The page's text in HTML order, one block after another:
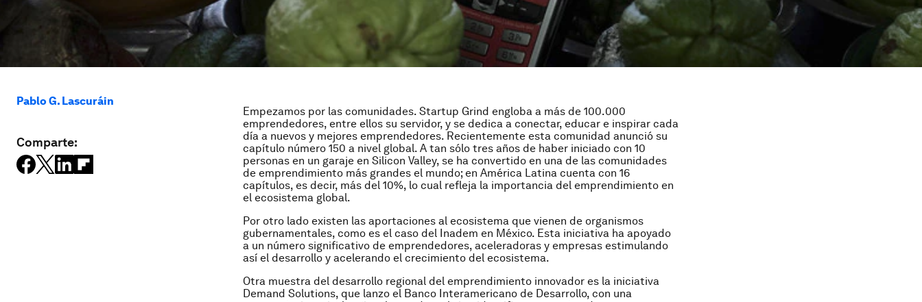
Pablo G. Lascuráin
Comparte:
Empezamos por las comunidades. Startup Grind engloba a más de 100.000
emprendedores, entre ellos su servidor, y se dedica a conectar, educar e inspirar cada
día a nuevos y mejores emprendedores. Recientemente esta comunidad anunció su
capítulo número 150 a nivel global. A tan sólo tres años de haber iniciado con 10
personas en un garaje en Silicon Valley, se ha convertido en una de las comunidades
de emprendimiento más grandes el mundo; en América Latina cuenta con 16
capítulos, es decir, más del 10%, lo cual refleja la importancia del emprendimiento en
el ecosistema global.
Por otro lado existen las aportaciones al ecosistema que vienen de organismos
gubernamentales, como es el caso del Inadem en México. Esta iniciativa ha apoyado
a un número significativo de emprendedores, aceleradoras y empresas estimulando
así el desarrollo y acelerando el crecimiento del ecosistema.
Otra muestra del desarrollo regional del emprendimiento innovador es la iniciativa
Demand Solutions, que lanzo el Banco Interamericano de Desarrollo, con una